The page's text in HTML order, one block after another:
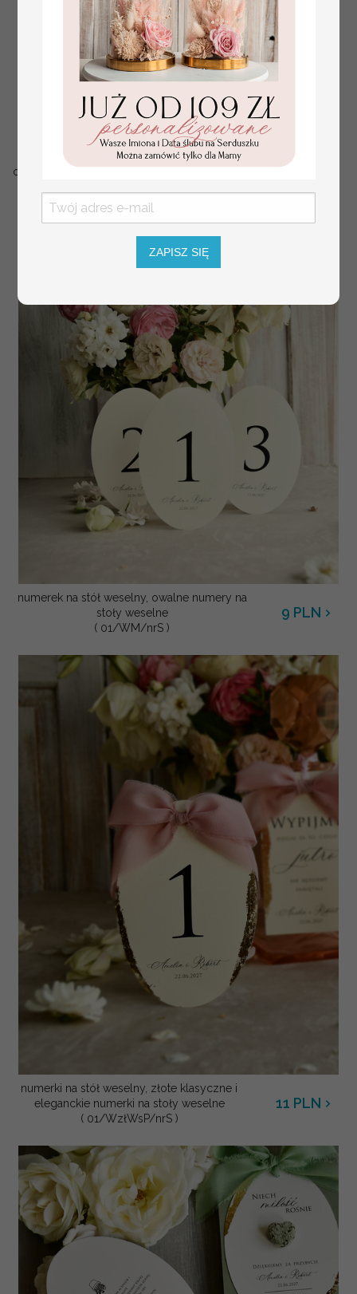
owalne numery na stoły weselne, eleganckie
( 01/OwWs/nrS )
numerek na stół weselny, owalne numery na
stoły weselne
( 01/WM/nrS )
9 PLN
numerki na stół weselny, złote klasyczne i
eleganckie numerki na stoły weselne
( 01/WzłWsP/nrS )
11 PLN
ZAPISZ SIĘ